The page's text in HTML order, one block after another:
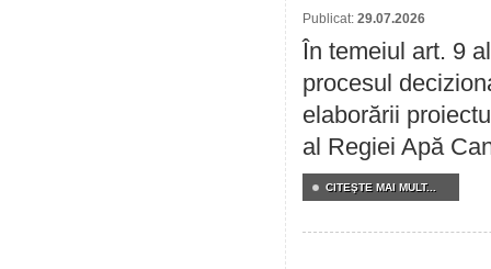
Publicat: 29.07.2026
În temeiul art. 9
procesul
elaborării
al Regiei Apă
CITEŞTE MAI MULT...